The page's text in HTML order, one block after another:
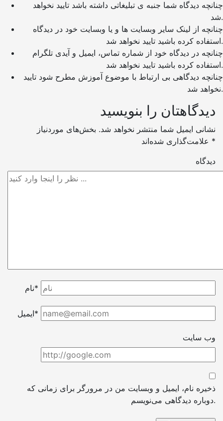
شد.
استفاده کرده باشید تایید نخواهد شد.
استفاده کرده باشید تایید نخواهد شد.
چنانچه دیدگاهی بی ارتباط با موضوع آموزش مطرح شود تایید
نخواهد شد.
دیدگاهتان را بنویسید
نشانی ایمیل شما منتشر نخواهد شد. بخش‌های موردنیاز
*
دیدگاه
نام*
ایمیل*
وب سایت
ذخیره نام، ایمیل و وبسایت من در مرورگر برای زمانی که
دوباره دیدگاهی می‌نویسم.